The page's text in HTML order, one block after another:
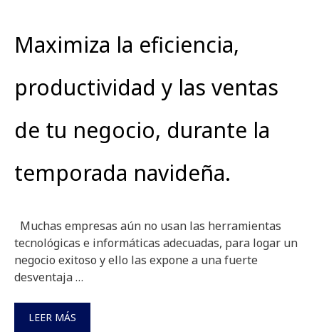
Maximiza la eficiencia,
productividad y las ventas
de tu negocio, durante la
temporada navideña.
Muchas empresas aún no usan las herramientas
tecnológicas e informáticas adecuadas, para logar un
negocio exitoso y ello las expone a una fuerte
desventaja …
LEER MÁS